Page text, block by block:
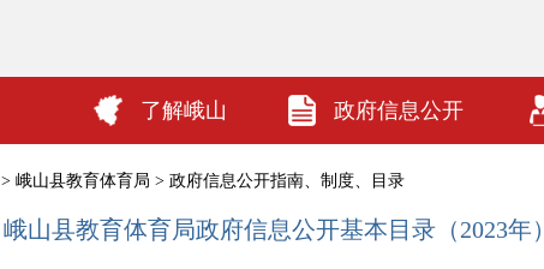
了解峨山 政府信息公开
> 峨山县教育体育局 > 政府信息公开指南、制度、目录
峨山县教育体育局政府信息公开基本目录（2023年）